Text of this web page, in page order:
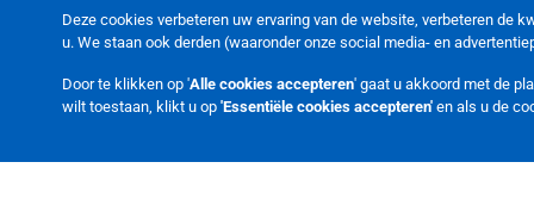
Slavery Act-verklaring
Deze cookies verbeteren uw ervaring van de website, verbeteren de
u. We staan ook derden (waaronder onze social media- en
Door te klikken op 'Alle cookies accepteren' gaat u akkoord met de
wilt toestaan, klikt u op 'Essentiële cookies accepteren' en als u de